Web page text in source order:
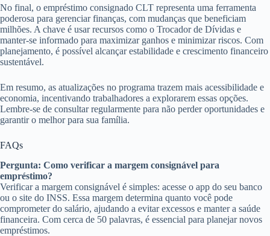
No final, o empréstimo consignado CLT representa uma ferramenta
poderosa para gerenciar finanças, com mudanças que beneficiam
milhões. A chave é usar recursos como o Trocador de Dívidas e
manter-se informado para maximizar ganhos e minimizar riscos. Com
planejamento, é possível alcançar estabilidade e crescimento financeiro
sustentável.
Em resumo, as atualizações no programa trazem mais acessibilidade e
economia, incentivando trabalhadores a explorarem essas opções.
Lembre-se de consultar regularmente para não perder oportunidades e
garantir o melhor para sua família.
FAQs
Pergunta: Como verificar a margem consignável para
empréstimo?
Verificar a margem consignável é simples: acesse o app do seu banco
ou o site do INSS. Essa margem determina quanto você pode
comprometer do salário, ajudando a evitar excessos e manter a saúde
financeira. Com cerca de 50 palavras, é essencial para planejar novos
empréstimos.